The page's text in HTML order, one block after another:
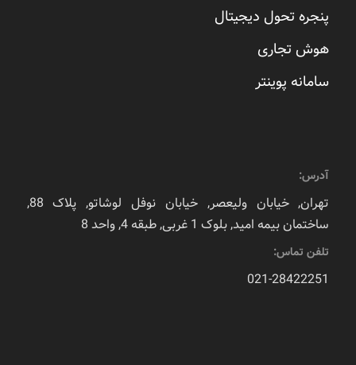
پنجره تحول دیجیتال
هوش تجاری
سامانه پوینتر
آدرس:
تهران, خیابان ولیعصر, خیابان نوفل لوشاتو, پلاک 88,
ساختمان بیمه امید, بلوک 1 غربی, طبقه 4, واحد 8
تلفن تماس:
021-28422251